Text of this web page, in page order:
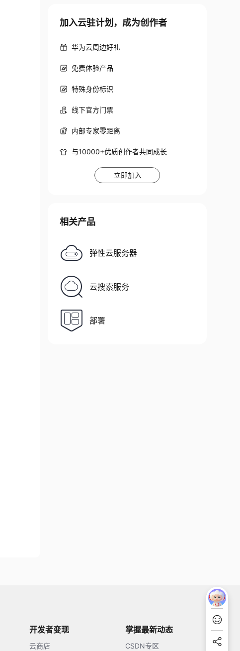
加入云驻计划，成为创作者
华为云周边好礼
免费体验产品
特殊身份标识
线下官方门票
内部专家零距离
与10000+优质创作者共同成长
立即加入
相关产品
弹性云服务器
云搜索服务
部署
开发者变现
云商店
掌握最新动态
CSDN专区